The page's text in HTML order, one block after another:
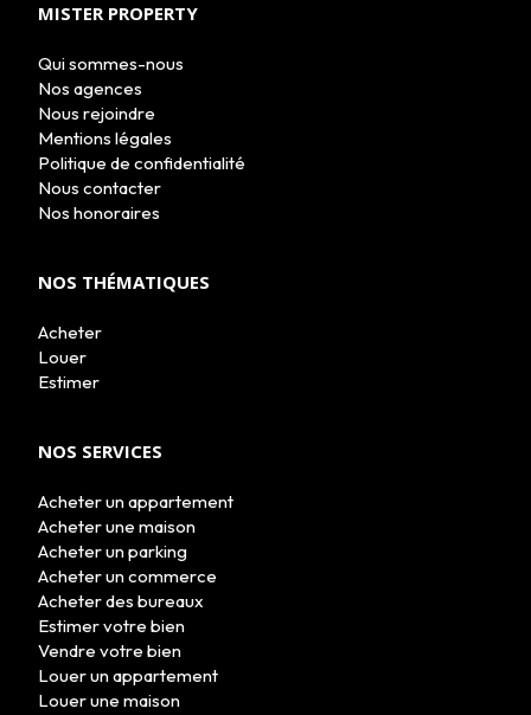
ACHETER
LOUER
NOS AGENCES
LE GROUPE
MISTER PROPERTY
Qui sommes-nous
Nos agences
Nous rejoindre
Mentions légales
Politique de confidentialité
Nous contacter
Nos honoraires
NOS THÉMATIQUES
Acheter
Louer
Estimer
NOS SERVICES
Acheter un appartement
Acheter une maison
Acheter un parking
Acheter un commerce
Acheter des bureaux
Estimer votre bien
Vendre votre bien
Louer un appartement
Louer une maison